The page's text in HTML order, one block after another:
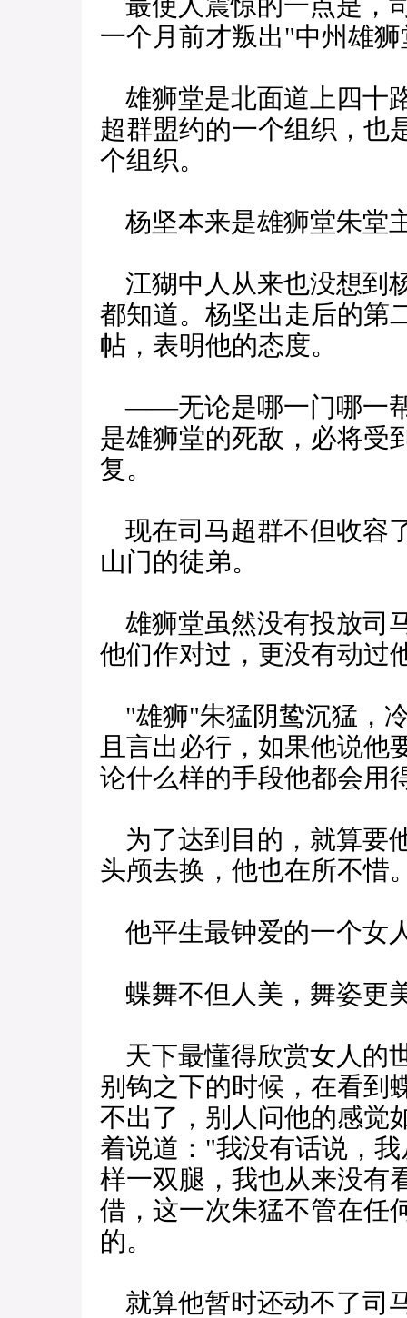
一个月前才叛出"中州雄
雄狮堂是北面道上四十
超群盟约的一个组织，也
个组织。
杨坚本来是雄狮堂朱堂
江猢中人从来也没想到
都知道。杨坚出走后的第
帖，表明他的态度。
——无论是哪一门哪一
是雄狮堂的死敌，必将受
复。
现在司马超群不但收容
山门的徒弟。
雄狮堂虽然没有投放司
他们作对过，更没有动过
"雄狮"朱猛阴鸷沉猛，
且言出必行，如果他说他
论什么样的手段他都会用
为了达到目的，就算要
头颅去换，他也在所不惜
他平生最钟爱的一个女
蝶舞不但人美，舞姿更
天下最懂得欣赏女人的
别钩之下的时候，在看到
不出了，别人问他的感觉
着说道："我没有话说，
样一双腿，我也从来没有
借，这一次朱猛不管在任
的。
就算他暂时还动不了司